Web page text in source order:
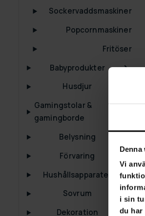
Denna
Vi
i sin
du har
Sockervaddsmaskiner
Popcornmaskiner
Fritöser
Babyprodukter
Husdjur
Gamingstolar &
gamingborde
Belysning
Förvaring
Hushållsapparater
Sovrum
Dekoration